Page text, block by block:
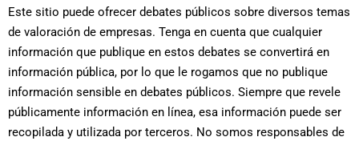
Este sitio puede ofrecer debates públicos sobre diversos temas
de valoración de empresas. Tenga en cuenta que cualquier
información que publique en estos debates se convertirá en
información pública, por lo que le rogamos que no publique
información sensible en debates públicos. Siempre que revele
públicamente información en línea, esa información puede ser
recopilada y utilizada por terceros. No somos responsables de